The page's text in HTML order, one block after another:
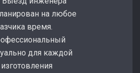
на любое
время.
для каждой